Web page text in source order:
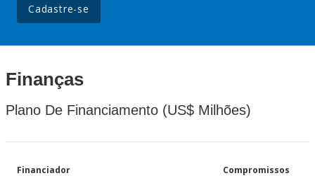
Cadastre-se
Finanças
Plano De Financiamento (US$ Milhões)
Financiador Compromissos